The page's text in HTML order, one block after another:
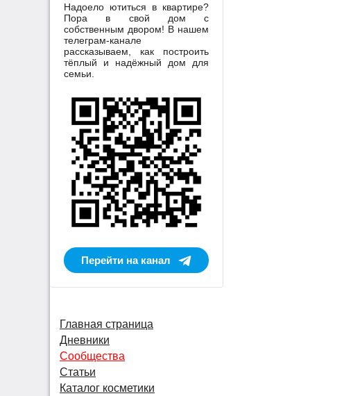
Надоело ютиться в квартире?
Пора в свой дом с
собственным двором! В нашем
телеграм-канале
рассказываем, как построить
тёплый и надёжный дом для
семьи.
Перейти на канал
Главная страница
Дневники
Сообщества
Статьи
Каталог косметики